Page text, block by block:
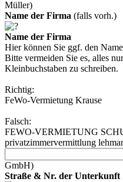
Müller)
Name der Firma (falls vorh.)
Name der Firma
Hier können Sie ggf. den
Bitte vermeiden Sie es, alles
Kleinbuchstaben zu schreiben.
Richtig:
FeWo-Vermietung Krause
Falsch:
FEWO-VERMIETUNG
privatzimmervermittlung
GmbH)
Straße & Nr. der Unterkunft